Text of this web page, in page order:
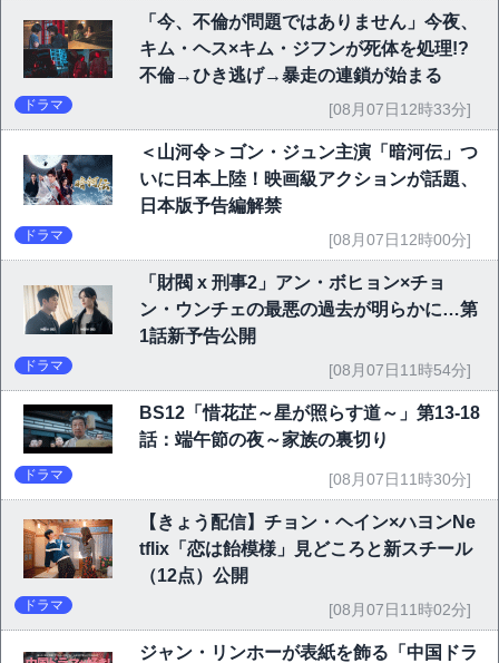
「今、不倫が問題ではありません」今夜、
キム・ヘス×キム・ジフンが死体を処理!?
不倫→ひき逃げ→暴走の連鎖が始まる
ドラマ [08月07日12時33分]
＜山河令＞ゴン・ジュン主演「暗河伝」つ
いに日本上陸！映画級アクションが話題、
日本版予告編解禁
ドラマ [08月07日12時00分]
「財閥 x 刑事2」アン・ボヒョン×チョ
ン・ウンチェの最悪の過去が明らかに…第
1話新予告公開
ドラマ [08月07日11時54分]
BS12「惜花芷～星が照らす道～」第13-18
話：端午節の夜～家族の裏切り
ドラマ [08月07日11時30分]
【きょう配信】チョン・ヘイン×ハヨンNe
tflix「恋は飴模様」見どころと新スチール
（12点）公開
ドラマ [08月07日11時02分]
ジャン・リンホーが表紙を飾る「中国ドラ